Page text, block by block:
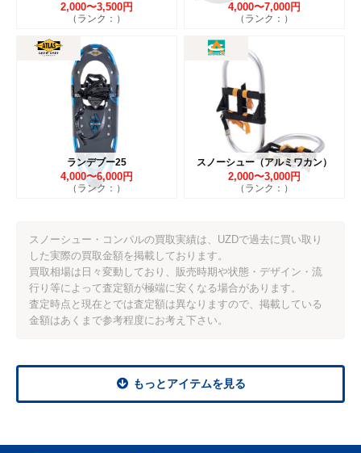
2,000〜3,500円
（ランク：）
4,000〜7,000円
（ランク：）
ランデブー25
4,000〜6,000円
（ランク：）
スノーシュー（アルミワカン）
2,000〜3,000円
（ランク：）
スノーシュー・コンパルの買取実績は、UZDで過去に買い取り
した実際の買取金額を掲載しております。
買取相場は日々変動しており、販売時期や状態・デザイン・流
行り等によって査定額が極端に安くなる場合があります。
査定時点と現在とでは査定額は異なりますので、掲載している
金額はあくまで参考程度にお考え下さい。
もっとアイテムを見る